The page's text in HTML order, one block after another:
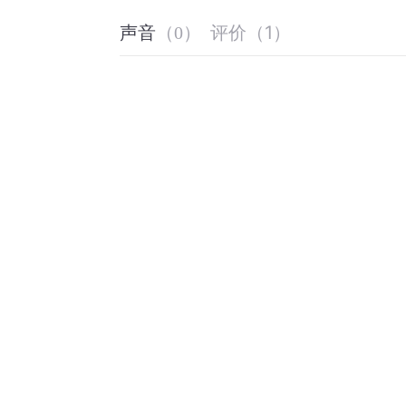
声音 （0） 评价 （1 ）